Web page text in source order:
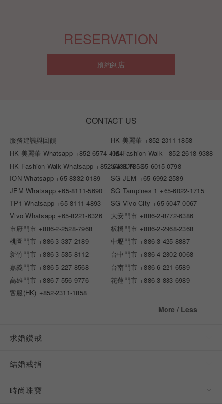
RESERVATION
預約到店
CONTACT US
服務建議與回饋 HK 美麗華 +852-2311-1858
HK 美麗華 Whatsapp +852 6574 4024HK Fashion Walk +852-2618-9388
HK Fashion Walk Whatsapp +852 6438 7853
SG ION +65-6015-0798
ION Whatsapp +65-8332-0189 SG JEM +65-6992-2589
JEM Whatsapp +65-8111-5690 SG Tampines 1 +65-6022-1715
TP1 Whatsapp +65-8111-4893 SG Vivo City +65-6047-0067
Vivo Whatsapp +65-8221-6326 大安門市 +886-2-8772-6386
市府門市 +886-2-2528-7968 板橋門市 +886-2-2968-2368
桃園門市 +886-3-337-2189 中壢門市 +886-3-425-8887
新竹門市 +886-3-535-8112 台中門市 +886-4-2302-0068
嘉義門市 +886-5-227-8568 台南門市 +886-6-221-6589
高雄門市 +886-7-556-9776 花蓮門市 +886-3-833-6989
客服(HK) +852-2311-1858
More / Less
求婚鑽戒
結婚戒指
時尚珠寶